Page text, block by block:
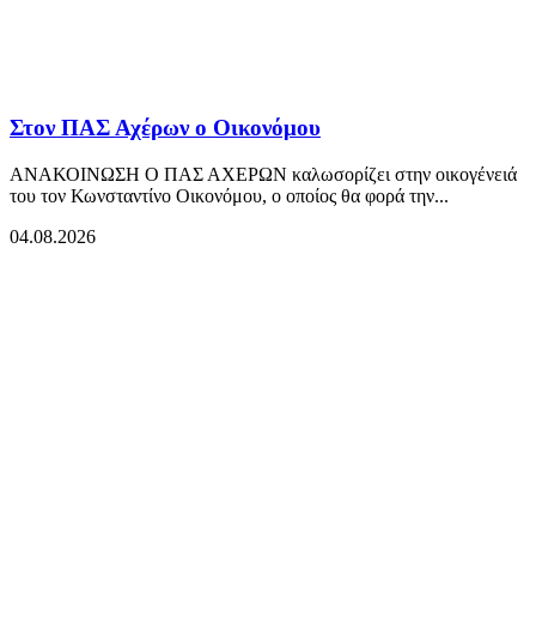
Στον ΠΑΣ Αχέρων ο Οικονόμου
ΑΝΑΚΟΙΝΩΣΗ Ο ΠΑΣ ΑΧΕΡΩΝ καλωσορίζει στην οικογένειά
του τον Κωνσταντίνο Οικονόμου, ο οποίος θα φορά την...
04.08.2026